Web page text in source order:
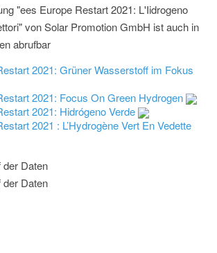
"ees Europe Restart 2021: L'Iidrogeno
von Solar Promotion GmbH ist auch in
abrufbar
2021: Grüner Wasserstoff im Fokus
2021: Focus On Green Hydrogen
2021: Hidrógeno Verde
2021 : L’Hydrogène Vert En Vedette
der Daten
der Daten